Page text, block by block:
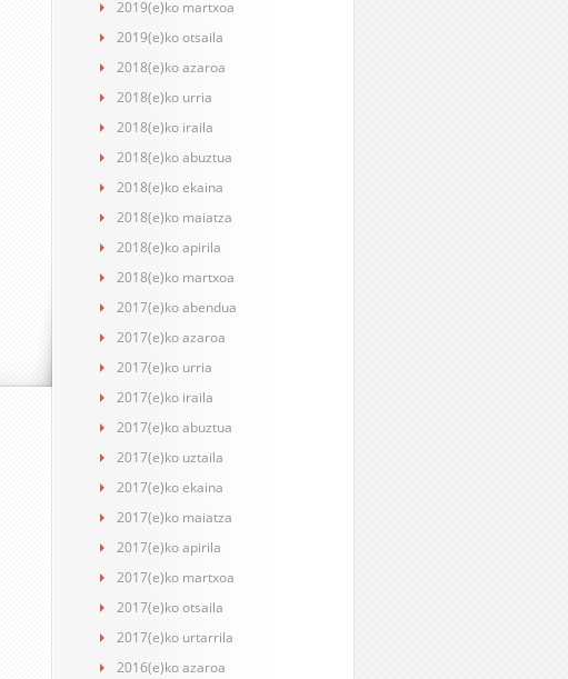
2019(e)ko martxoa
2019(e)ko otsaila
2018(e)ko azaroa
2018(e)ko urria
2018(e)ko iraila
2018(e)ko abuztua
2018(e)ko ekaina
2018(e)ko maiatza
2018(e)ko apirila
2018(e)ko martxoa
2017(e)ko abendua
2017(e)ko azaroa
2017(e)ko urria
2017(e)ko iraila
2017(e)ko abuztua
2017(e)ko uztaila
2017(e)ko ekaina
2017(e)ko maiatza
2017(e)ko apirila
2017(e)ko martxoa
2017(e)ko otsaila
2017(e)ko urtarrila
2016(e)ko azaroa